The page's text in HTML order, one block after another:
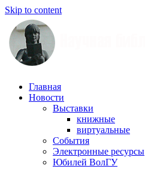
Skip to content
Научная
библиотека
Главная
Новости
Выставки
книжные
виртуальные
События
Электронные ресурсы
Юбилей ВолГУ